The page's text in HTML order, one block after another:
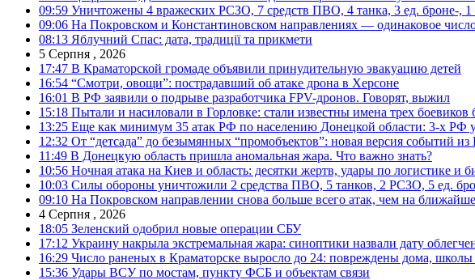
09:59 Уничтожены 4 вражеских РСЗО, 7 средств ПВО, 4 танка, 3 ед. броне-,
09:06 На Покровском и Константиновском направлениях — одинаковое
08:13 Яблучний Спас: дата, традиції та прикмети
5 Серпня , 2026
17:47 В Краматорской громаде объявили принудительную эвакуацию детей
16:54 “Смотри, овощи”: пострадавший об атаке дрона в Херсоне
16:01 В РФ заявили о подрыве разработчика FPV-дронов. Говорят, выжил
15:18 Пытали и насиловали в Горловке: стали известны имена трех боевиков
13:25 Еще как минимум 35 атак РФ по населению Донецкой области: 3-х РФ
12:32 От “детсада” до безымянных “промобъектов”: новая версия событий из
11:49 В Донецкую область пришла аномальная жара. Что важно знать?
10:56 Ночная атака на Киев и область: десятки жертв, удары по логистике и
10:03 Силы обороны уничтожили 2 средства ПВО, 5 танков, 2 РСЗО, 5 ед.
09:10 На Покровском направлении снова больше всего атак, чем на
4 Серпня , 2026
18:05 Зеленский одобрил новые операции СБУ
17:12 Украину накрыла экстремальная жара: синоптики назвали дату
16:29 Число раненых в Краматорске выросло до 24: повреждены дома, школы
15:36 Удары ВСУ по мостам, пункту ФСБ и объектам связи